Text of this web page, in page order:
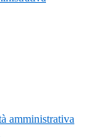
amministrativa